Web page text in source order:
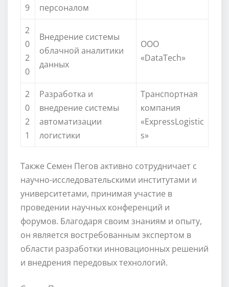
9
персоналом
2
0
2
0
Внедрение системы
облачной аналитики
данных
ООО
«DataTech»
2
0
2
1
Разработка и
внедрение системы
автоматизации
логистики
Транспортная
компания
«ExpressLogistic
s»
Также Семен Пегов активно сотрудничает с
научно-исследовательскими институтами и
университетами, принимая участие в
проведении научных конференций и
форумов. Благодаря своим знаниям и опыту,
он является востребованным экспертом в
области разработки инновационных решений
и внедрения передовых технологий.